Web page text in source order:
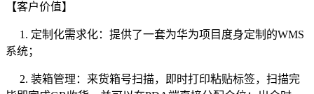
【客户价值】
1. 定制化需求化：提供了一套为华为项目度身定制的WMS
系统；
2. 装箱管理：来货箱号扫描，即时打印粘贴标签，扫描完